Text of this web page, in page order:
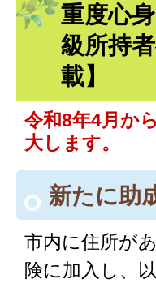
重度心
級所持
載】
令和8年4月か
大します。
新たに助
市内に住所が
険に加入し、